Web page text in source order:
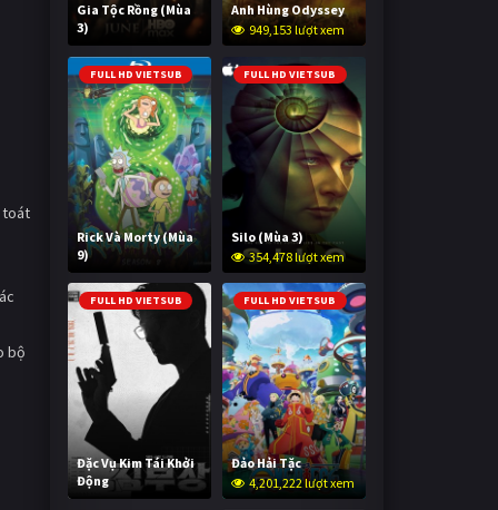
toát
bộ
Gia Tộc Rồng (Mùa
3)
2,016,991 lượt xem
Anh Hùng Odyssey
949,153 lượt xem
FULL HD VIETSUB
Rick Và Morty (Mùa
9)
2,993,913 lượt xem
FULL HD VIETSUB
Silo (Mùa 3)
354,478 lượt xem
FULL HD VIETSUB
Đặc Vụ Kim Tái Khởi
Động
593,362 lượt xem
FULL HD VIETSUB
Đảo Hải Tặc
4,201,222 lượt xem